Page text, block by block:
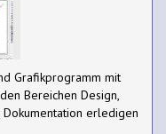
Grafikprogramm mit
Bereichen Design,
Dokumentation erledigen